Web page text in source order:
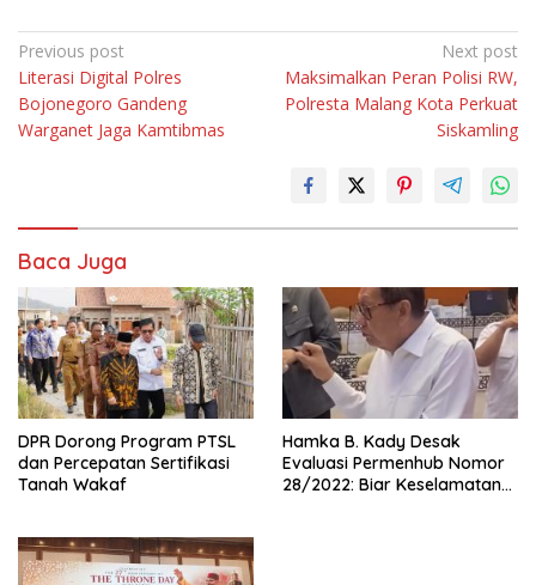
Navigasi
pos
Previous post
Literasi Digital Polres
Bojonegoro Gandeng
Warganet Jaga Kamtibmas
Next post
Maksimalkan Peran Polisi RW,
Polresta Malang Kota Perkuat
Siskamling
Baca Juga
DPR Dorong Program PTSL
dan Percepatan Sertifikasi
Tanah Wakaf
Hamka B. Kady Desak
Evaluasi Permenhub Nomor
28/2022: Biar Keselamatan